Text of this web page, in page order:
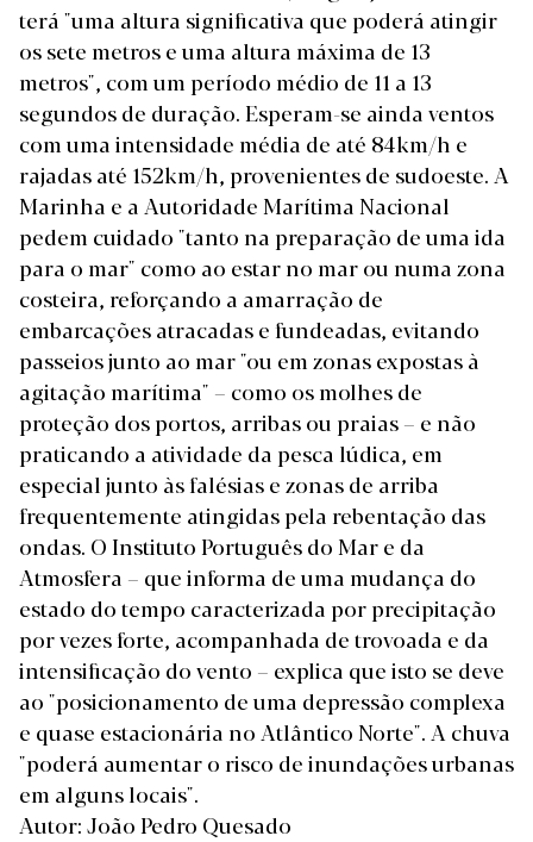
terá "uma altura significativa que poderá atingir
os sete metros e uma altura máxima de 13
metros", com um período médio de 11 a 13
segundos de duração. Esperam-se ainda ventos
com uma intensidade média de até 84km/h e
rajadas até 152km/h, provenientes de sudoeste. A
Marinha e a Autoridade Marítima Nacional
pedem cuidado "tanto na preparação de uma ida
para o mar" como ao estar no mar ou numa zona
costeira, reforçando a amarração de
embarcações atracadas e fundeadas, evitando
passeios junto ao mar "ou em zonas expostas à
agitação marítima" – como os molhes de
proteção dos portos, arribas ou praias – e não
praticando a atividade da pesca lúdica, em
especial junto às falésias e zonas de arriba
frequentemente atingidas pela rebentação das
ondas. O Instituto Português do Mar e da
Atmosfera – que informa de uma mudança do
estado do tempo caracterizada por precipitação
por vezes forte, acompanhada de trovoada e da
intensificação do vento – explica que isto se deve
ao "posicionamento de uma depressão complexa
e quase estacionária no Atlântico Norte". A chuva
"poderá aumentar o risco de inundações urbanas
em alguns locais".
Autor: João Pedro Quesado